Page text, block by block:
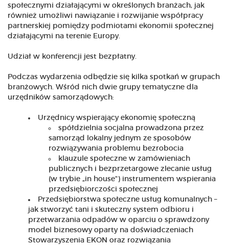
społecznymi działającymi w określonych branżach, jak
również umożliwi nawiązanie i rozwijanie współpracy
partnerskiej pomiędzy podmiotami ekonomii społecznej
działającymi na terenie Europy.
Udział w konferencji jest bezpłatny.
Podczas wydarzenia odbędzie się kilka spotkań w grupach
branżowych. Wśród nich dwie grupy tematyczne dla
urzędników samorządowych:
Urzędnicy wspierający ekonomię społeczną
spółdzielnia socjalna prowadzona przez
samorząd lokalny jednym ze sposobów
rozwiązywania problemu bezrobocia
klauzule społeczne w zamówieniach
publicznych i bezprzetargowe zlecanie usług
(w trybie „in house") instrumentem wspierania
przedsiębiorczości społecznej
Przedsiębiorstwa społeczne usług komunalnych –
jak stworzyć tani i skuteczny system odbioru i
przetwarzania odpadów w oparciu o sprawdzony
model biznesowy oparty na doświadczeniach
Stowarzyszenia EKON oraz rozwiązania